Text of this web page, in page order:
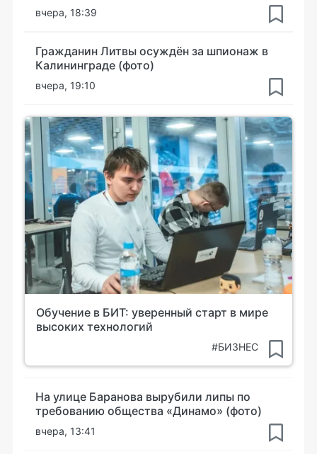
вчера, 18:39
Гражданин Литвы осуждён за шпионаж в
Калининграде (фото)
вчера, 19:10
Обучение в БИТ: уверенный старт в мире
высоких технологий
#БИЗНЕС
На улице Баранова вырубили липы по
требованию общества «Динамо» (фото)
вчера, 13:41